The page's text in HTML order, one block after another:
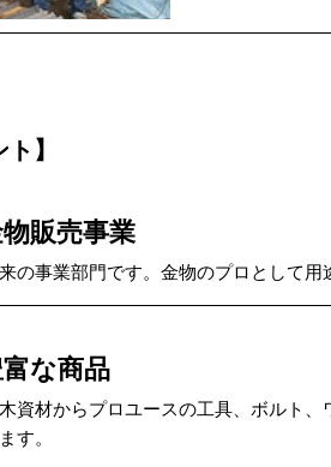
】
販売事業
の事業部門です。金物のプロとして
な商品
資材からプロユースの工具、ボルト
す。